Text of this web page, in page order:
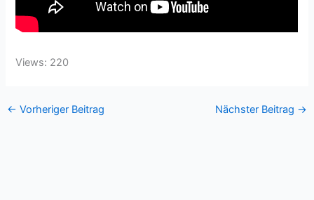
Views: 220
← Vorheriger Beitrag Nächster Beitrag →